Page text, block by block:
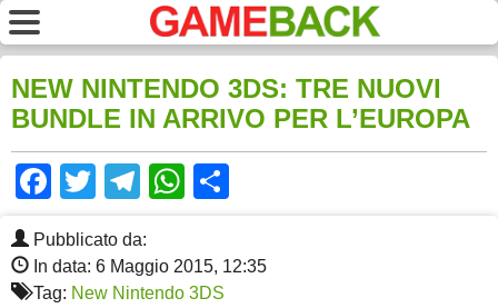
NEW NINTENDO 3DS: TRE NUOVI
BUNDLE IN ARRIVO PER L’EUROPA
Facebook
TwitterTelegram
WhatsApp
Pubblicato da:
In data: 6 Maggio 2015, 12:35
Tag: New Nintendo 3DS